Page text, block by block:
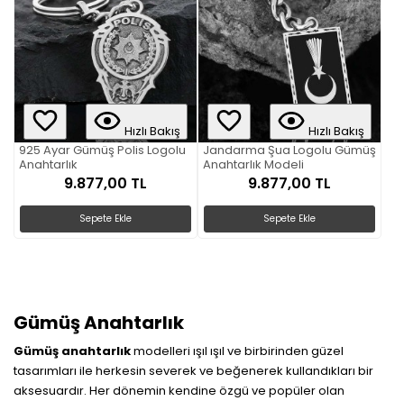
Hızlı Bakış
925 Ayar Gümüş Polis Logolu
Anahtarlık
9.877,00 TL
Sepete Ekle
Hızlı Bakış
Jandarma Şua Logolu Gümüş
Anahtarlık Modeli
9.877,00 TL
Sepete Ekle
Gümüş Anahtarlık
Gümüş anahtarlıkmodelleri ışıl ışıl ve birbirinden güzel
tasarımları ile herkesin severek ve beğenerek kullandıkları bir
aksesuardır. Her dönemin kendine özgü ve popüler olan